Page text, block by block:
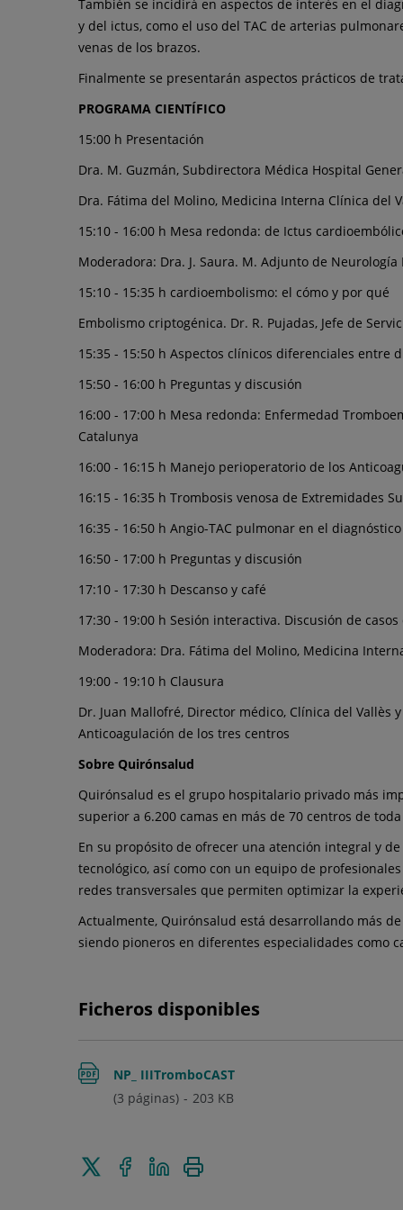
Clínica
del
Vallès
organiza
la
III
Jornada
de
Enfermedad
Tromboembólica
También se incidirá en aspectos de interés en el
y del ictus, como el uso del TAC de arterias
venas de los brazos.
Finalmente se presentarán aspectos prácticos de
PROGRAMA CIENTÍFICO
15:00 h Presentación
Dra. M. Guzmán, Subdirectora Médica Hospital
Dra. Fátima del Molino, Medicina Interna Clínica del
15:10 - 16:00 h Mesa redonda: de Ictus
Moderadora: Dra. J. Saura. M. Adjunto de
15:10 - 15:35 h cardioembolismo: el cómo y por qué
Embolismo criptogénica. Dr. R. Pujadas, Jefe de
15:35 - 15:50 h Aspectos clínicos diferenciales
15:50 - 16:00 h Preguntas y discusión
16:00 - 17:00 h Mesa redonda: Enfermedad
Catalunya
16:00 - 16:15 h Manejo perioperatorio de los
16:15 - 16:35 h Trombosis venosa de Extremidades
16:35 - 16:50 h Angio-TAC pulmonar en el
16:50 - 17:00 h Preguntas y discusión
17:10 - 17:30 h Descanso y café
17:30 - 19:00 h Sesión interactiva. Discusión de casos
Moderadora: Dra. Fátima del Molino, Medicina
19:00 - 19:10 h Clausura
Dr. Juan Mallofré, Director médico, Clínica del
Anticoagulación de los tres centros
Sobre Quirónsalud
Quirónsalud es el grupo hospitalario privado más
superior a 6.200 camas en más de 70 centros de toda
En su propósito de ofrecer una atención integral y
tecnológico, así como con un equipo de
redes transversales que permiten optimizar la
Actualmente, Quirónsalud está desarrollando más
siendo pioneros en diferentes especialidades como
Ficheros disponibles
NP_ IIITromboCAST
203 KB
(3 páginas)
Enviar
Compartir
en
Compartir